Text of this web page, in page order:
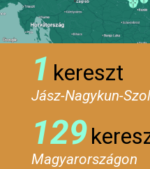
1 kereszt
Jász-Nagykun-
129
Magyarországon